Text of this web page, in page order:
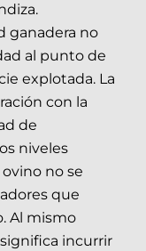
ganadera no
al punto de
explotada. La
con la
de
niveles
no se
que
Al mismo
incurrir